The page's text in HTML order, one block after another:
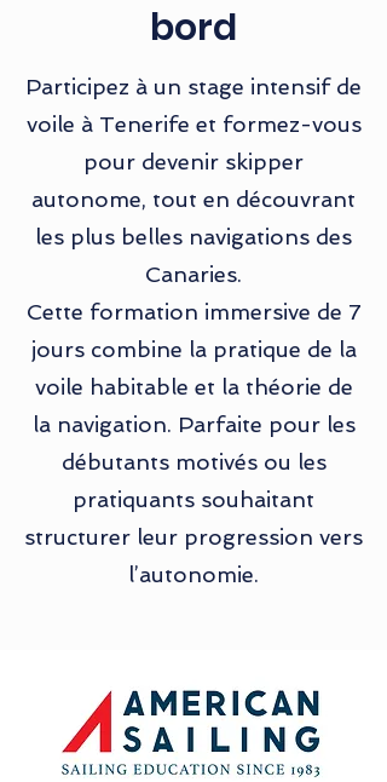
bord
Participez à un stage intensif de
voile à Tenerife et formez-vous
pour devenir skipper
autonome, tout en découvrant
les plus belles navigations des
Canaries.
Cette formation immersive de 7
jours combine la pratique de la
voile habitable et la théorie de
la navigation. Parfaite pour les
débutants motivés ou les
pratiquants souhaitant
structurer leur progression vers
l’autonomie.